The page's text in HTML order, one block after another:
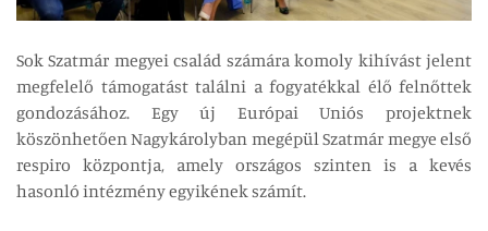
Sok Szatmár megyei család számára komoly kihívást jelent
megfelelő támogatást találni a fogyatékkal élő felnőttek
gondozásához. Egy új Európai Uniós projektnek
köszönhetően Nagykárolyban megépül Szatmár megye első
respiro központja, amely országos szinten is a kevés
hasonló intézmény egyikének számít.